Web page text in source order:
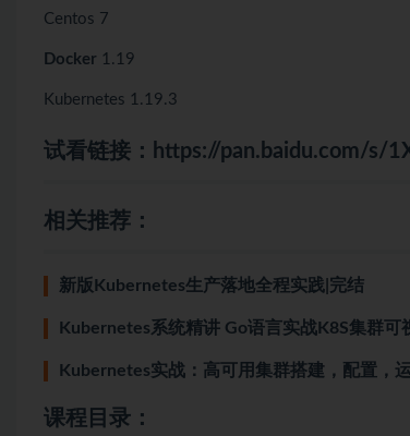
Centos 7
Docker 1.19
Kubernetes 1.19.3
试看链接： https://pan.baidu.com/s/
相关推荐：
新版Kubernetes生产落地全程实践|完结
Kubernetes系统精讲 Go语言实战K8S集群可
Kubernetes实战：高可用集群搭建，配置，
课程目录：